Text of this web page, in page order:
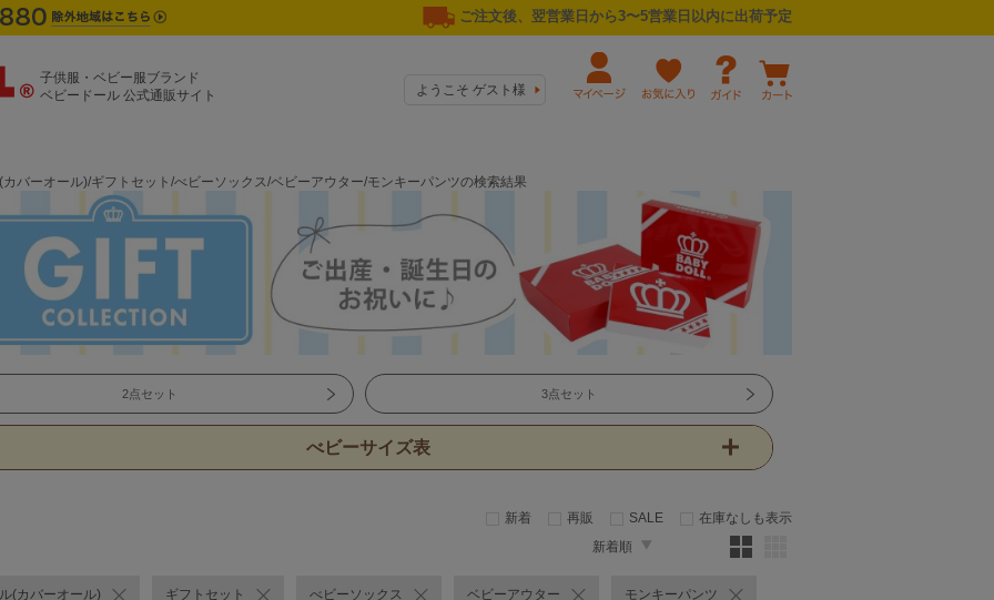
ご注文後、翌営業日から3〜5営業日以内に出荷予定
子供服・ベビー服ブランド
ベビードール 公式通販サイト
ようこそ ゲスト様
バーオール)/ギフトセット/べビーソックス/ベビーアウター/モンキーパンツの検索結果
2点セット 3点セット
べビーサイズ表
新着 再販 SALE
在庫なしも表示
新着順
(カバーオール) ギフトセット べビーソックス ベビーアウター モンキーパンツ